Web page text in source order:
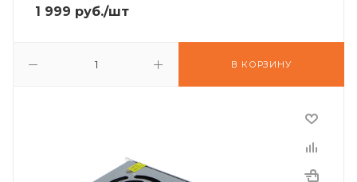
1 999 руб./шт
В КОРЗИНУ